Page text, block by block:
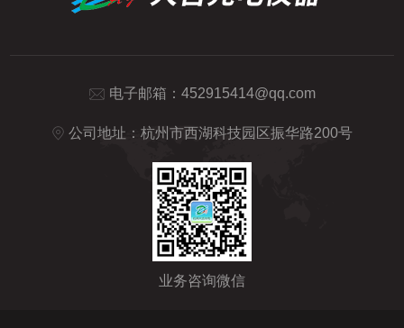
电子邮箱： 452915414@qq.com
公司地址：杭州市西湖科技园区振华路200号
业务咨询微信